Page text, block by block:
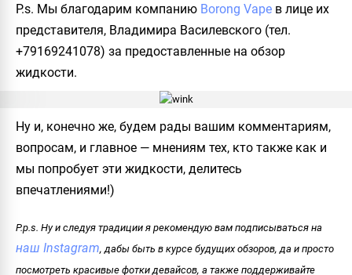
P.s. Мы благодарим компанию Borong Vape в лице их
представителя, Владимира Василевского (тел.
+79169241078) за предоставленные на обзор
жидкости.
Ну и, конечно же, будем рады вашим комментариям,
вопросам, и главное — мнениям тех, кто также как и
мы попробует эти жидкости, делитесь
впечатлениями!)
P.p.s. Ну и следуя традиции я рекомендую вам подписываться на
наш Instagram, дабы быть в курсе будущих обзоров, да и просто
посмотреть красивые фотки девайсов, а также поддерживайте